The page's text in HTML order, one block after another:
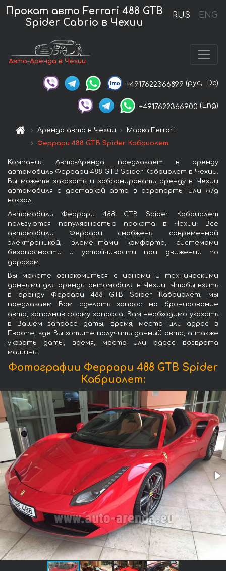
RUS ENG
Прокат авто Ferrari 488 GTB
Spider Cabrio в Чехии
Авто-Аренда в Чехии
+4917622366899 (рус, De)
+4917622366900 (Eng)
Аренда авто в Чехии
Марка Ferrari
Феррари 488 GTB Spider Кабриолет
Компания Авто-Аренда предлагает в аренду
автомобиль Феррари 488 GTB Spider Кабриолет в Чехии.
Вы можете заказать и забронировать аренду в Чехии
автомобиля с доставкой авто в аэропорты или ж/д
вокзал.
Автомобиль Феррари 488 GTB Spider Кабриолет
пользуются популярностью проката в Чехии. Все
автомобили Феррари снабжены современной
электроникой, элементами комфорта, системами
безопасности и устойчивости при движении по
дорогам.
Вы можете ознакомиться с ценами и техническими
данными для аренды автомобиля в Чехии. Чтобы взять
в аренду Феррари 488 GTB Spider Кабриолет, мы
предлагаем Вам сделать запрос на бронирование
авто, заполнив форму запроса. Вам необходимо указать
в Вашем запросе даты, время, место или адрес в
Европе, где Вы хотите получить данный авто, а также
указать даты, время, место или адрес возврата
машины.
Фотографии Феррари 488 GTB Spider
Кабриолет: